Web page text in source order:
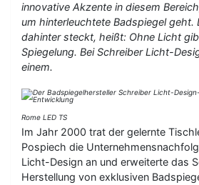
innovative Akzente in diesem
um hinterleuchtete Badspiegel geht.
dahinter steckt, heißt: Ohne Licht
Spiegelung. Bei Schreiber Licht-
einem.
Rome LED TS
Im Jahr 2000 trat der gelernte
Pospiech die
Licht-Design an und erweiterte das
Herstellung von exklusiven